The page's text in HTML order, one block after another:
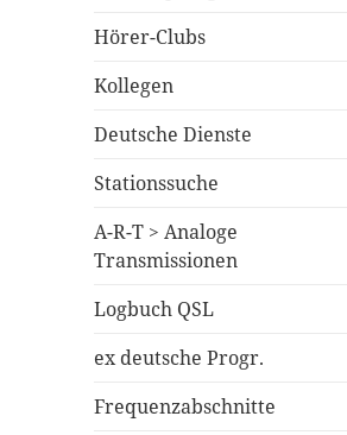
Hörer-Clubs
Kollegen
Deutsche Dienste
Stationssuche
A-R-T > Analoge
Transmissionen
Logbuch QSL
ex deutsche Progr.
Frequenzabschnitte